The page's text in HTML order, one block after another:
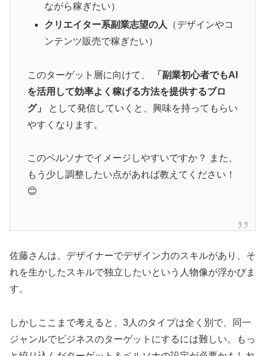
ながら稼ぎたい）
クリエイター系副業志望の人
（デザインやコ
ンテンツ販売で稼ぎたい）
このターゲット層に向けて、
「副業初心者でもAI
を活用して効率よく稼げる方法を提供するブロ
グ」
として発信していくと、興味を持ってもらい
やすくなります。
このペルソナでイメージしやすいですか？ また、
もう少し調整したい点があれば教えてください！
😊
佐藤さんは、デザイナーでデザイン力のスキルがあり、そ
れを生かしたスキルで独立したいという人物像が浮かびま
す。
しかしここまで考えると、3人のタイプは全く別で、同一
ジャンルでビジネスのターゲットにするには難しい。もっ